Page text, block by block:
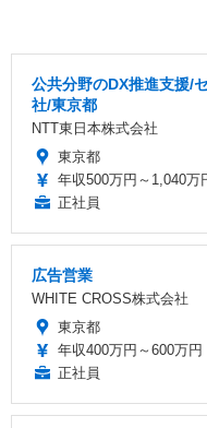
公共分野のDX推進支援/
社/東京都
NTT東日本株式会社
東京都
年収500万円～1,040万
正社員
広告営業
WHITE CROSS株式会社
東京都
年収400万円～600万円
正社員